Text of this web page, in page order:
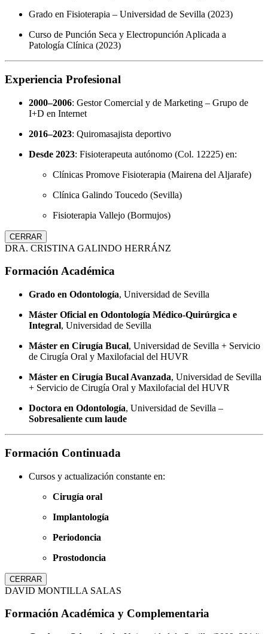
Grado en Fisioterapia – Universidad de Sevilla (2023)
Curso de Punción Seca y Electropunción Aplicada a
Patología Clínica (2023)
Experiencia Profesional
2000–2006: Gestor Comercial y de Marketing – Grupo de
I+D en Internet
2016–2023: Quiromasajista deportivo
Desde 2023: Fisioterapeuta autónomo (Col. 12225) en:
Clínicas Promove Fisioterapia (Mairena del Aljarafe)
Clínica Galindo Toucedo (Sevilla)
Fisioterapia Vallejo (Bormujos)
CERRAR
DRA. CRISTINA GALINDO HERRÁNZ
Formación Académica
Grado en Odontología, Universidad de Sevilla
Máster Oficial en Odontología Médico-Quirúrgica e
Integral, Universidad de Sevilla
Máster en Cirugía Bucal, Universidad de Sevilla + Servicio
de Cirugía Oral y Maxilofacial del HUVR
Máster en Cirugía Bucal Avanzada, Universidad de Sevilla
+ Servicio de Cirugía Oral y Maxilofacial del HUVR
Doctora en Odontología, Universidad de Sevilla –
Sobresaliente cum laude
Formación Continuada
Cursos y actualización constante en:
Cirugía oral
Implantología
Periodoncia
Prostodoncia
CERRAR
DAVID MONTILLA SALAS
Formación Académica y Complementaria